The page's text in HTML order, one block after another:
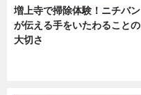
増上寺で掃除体験！ニチバン
が伝える手をいたわることの
大切さ